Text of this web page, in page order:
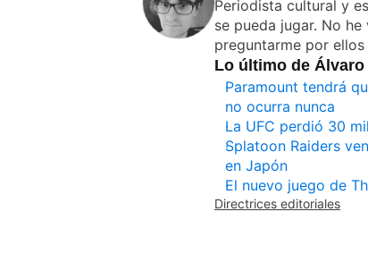
Periodista cultural y
se pueda jugar. No
preguntarme por
Lo último de
Paramount tendrá
no ocurra nunca
La UFC perdió 30
Splatoon Raiders
en Japón
El nuevo juego de
Directrices editoriales